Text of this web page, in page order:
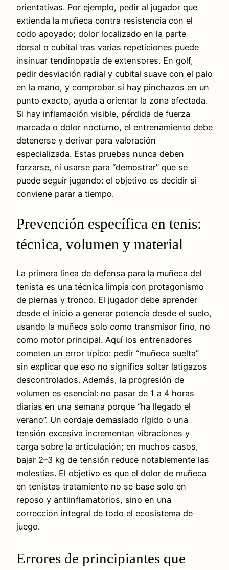
orientativas. Por ejemplo, pedir al jugador que
extienda la muñeca contra resistencia con el
codo apoyado; dolor localizado en la parte
dorsal o cubital tras varias repeticiones puede
insinuar tendinopatía de extensores. En golf,
pedir desviación radial y cubital suave con el palo
en la mano, y comprobar si hay pinchazos en un
punto exacto, ayuda a orientar la zona afectada.
Si hay inflamación visible, pérdida de fuerza
marcada o dolor nocturno, el entrenamiento debe
detenerse y derivar para valoración
especializada. Estas pruebas nunca deben
forzarse, ni usarse para “demostrar” que se
puede seguir jugando: el objetivo es decidir si
conviene parar a tiempo.
Prevención específica en tenis:
técnica, volumen y material
La primera línea de defensa para la muñeca del
tenista es una técnica limpia con protagonismo
de piernas y tronco. El jugador debe aprender
desde el inicio a generar potencia desde el suelo,
usando la muñeca solo como transmisor fino, no
como motor principal. Aquí los entrenadores
cometen un error típico: pedir “muñeca suelta”
sin explicar que eso no significa soltar latigazos
descontrolados. Además, la progresión de
volumen es esencial: no pasar de 1 a 4 horas
diarias en una semana porque “ha llegado el
verano”. Un cordaje demasiado rígido o una
tensión excesiva incrementan vibraciones y
carga sobre la articulación; en muchos casos,
bajar 2–3 kg de tensión reduce notablemente las
molestias. El objetivo es que el dolor de muñeca
en tenistas tratamiento no se base solo en
reposo y antiinflamatorios, sino en una
corrección integral de todo el ecosistema de
juego.
Errores de principiantes que